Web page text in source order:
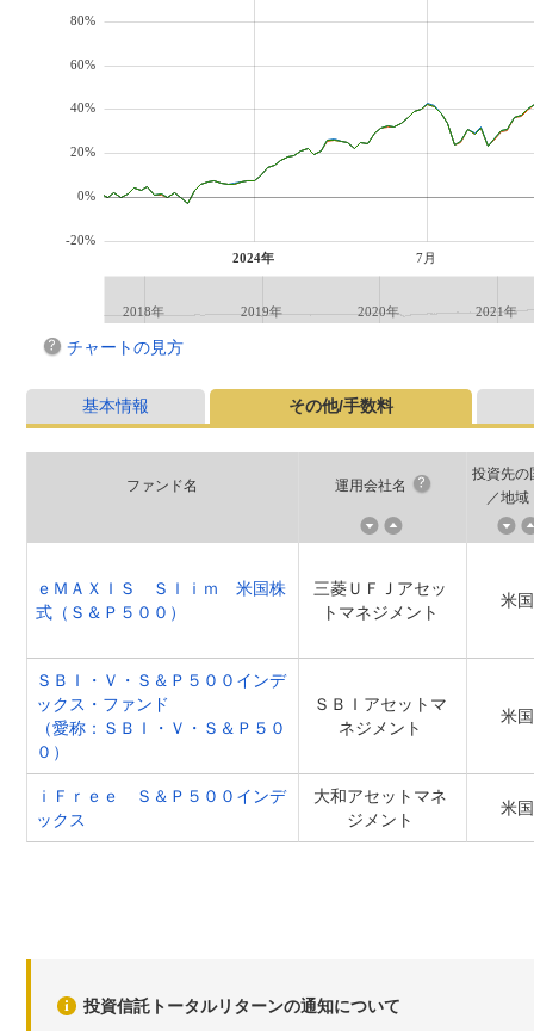
2024年 7月
-20%
0%
20%
40%
60%
80%
2018年 2019年 2020年 2021年
チャートの見方
基本情報 その他/手数料
ファンド名 運用会社名
投資先の
／地域
ｅＭＡＸＩＳ Ｓｌｉｍ 米国株
式（Ｓ＆Ｐ５００）
三菱ＵＦＪアセッ
トマネジメント
米国
ＳＢＩ・Ｖ・Ｓ＆Ｐ５００インデ
ックス・ファンド
（愛称：ＳＢＩ・Ｖ・Ｓ＆Ｐ５０
０）
ＳＢＩアセットマ
ネジメント
米国
ｉＦｒｅｅ Ｓ＆Ｐ５００インデ
ックス
大和アセットマネ
ジメント
米国
投資信託トータルリターンの通知について